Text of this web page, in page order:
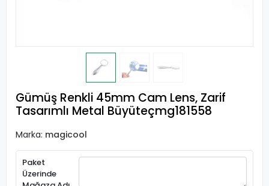
Gümüş Renkli 45mm Cam Lens, Zarif
Tasarımlı Metal Büyüteçmg181558
Marka: magicool
Paket
Üzerinde